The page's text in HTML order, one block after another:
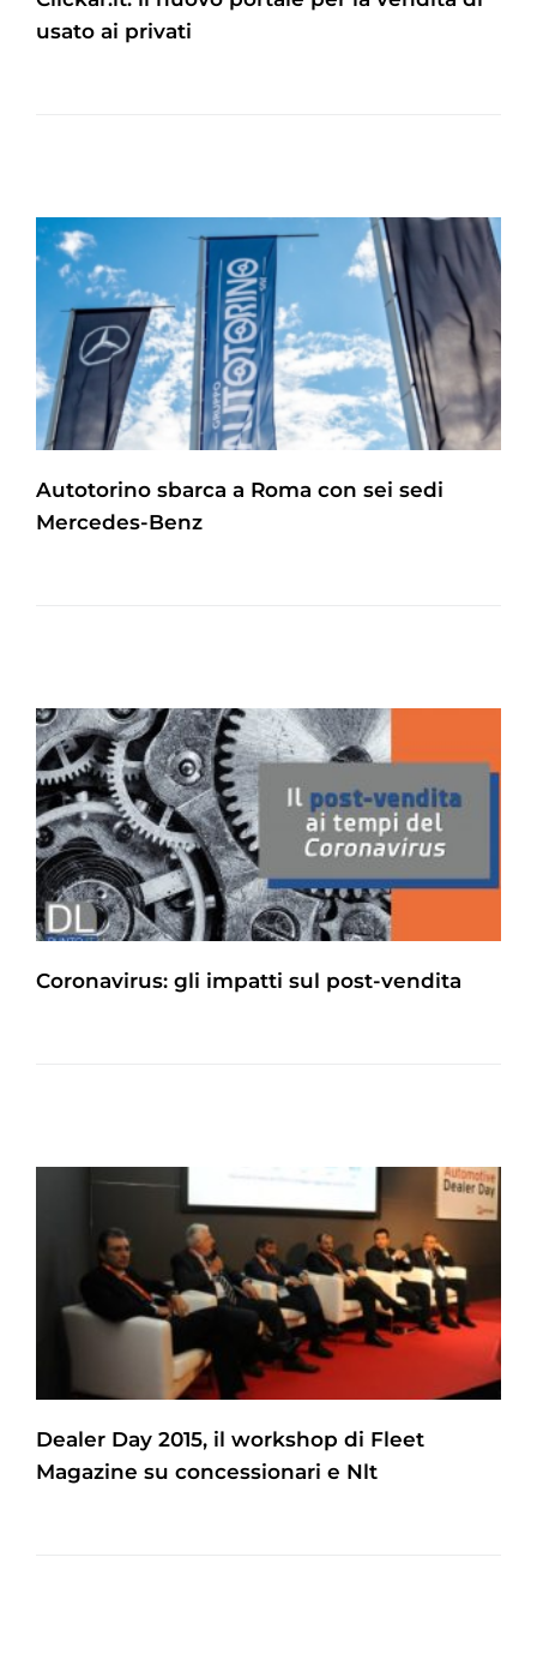
usato ai privati
Autotorino sbarca a Roma con sei sedi
Mercedes-Benz
Coronavirus: gli impatti sul post-vendita
Dealer Day 2015, il workshop di Fleet
Magazine su concessionari e Nlt